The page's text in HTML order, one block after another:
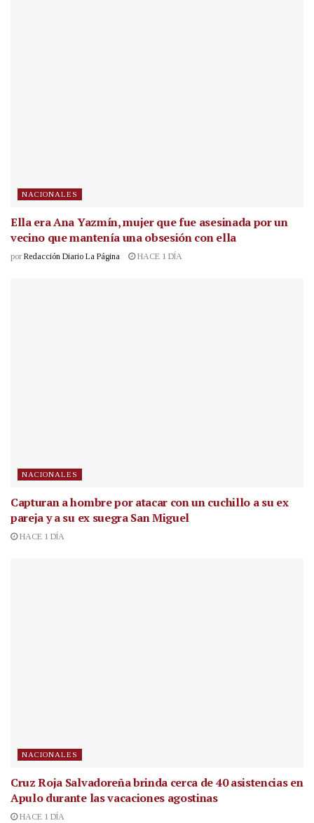
NACIONALES
Ella era Ana Yazmín, mujer que fue asesinada por un
vecino que mantenía una obsesión con ella
por Redacción Diario La Página HACE 1 DÍA
NACIONALES
Capturan a hombre por atacar con un cuchillo a su ex
pareja y a su ex suegra San Miguel
HACE 1 DÍA
NACIONALES
Cruz Roja Salvadoreña brinda cerca de 40 asistencias en
Apulo durante las vacaciones agostinas
HACE 1 DÍA